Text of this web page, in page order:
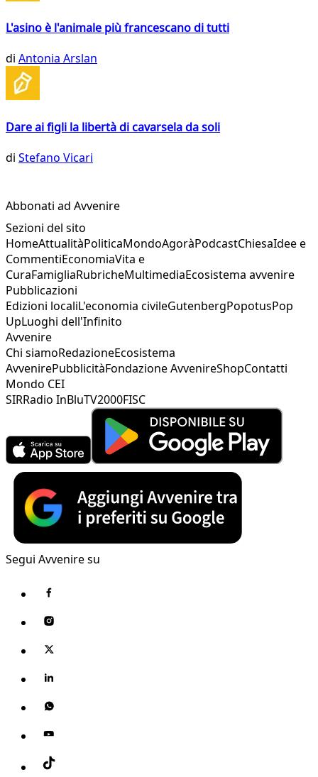
L'asino è l'animale più francescano di tutti
di Antonia Arslan
Dare ai figli la libertà di cavarsela da soli
di Stefano Vicari
Abbonati ad Avvenire
Sezioni del sito
HomeAttualitàPoliticaMondoAgoràPodcastChiesaIdee e
CommentiEconomiaVita e
CuraFamigliaRubricheMultimediaEcosistema avvenire
Pubblicazioni
Edizioni localiL'economia civileGutenbergPopotusPop
UpLuoghi dell'Infinito
Avvenire
Chi siamoRedazioneEcosistema
AvvenirePubblicitàFondazione AvvenireShopContatti
Mondo CEI
SIRRadio InBluTV2000FISC
Segui Avvenire su